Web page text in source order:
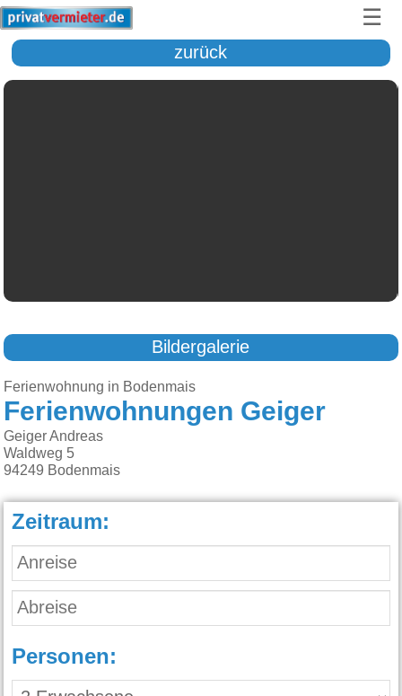
☰
zurück
Bildergalerie
Ferienwohnung in Bodenmais
Ferienwohnungen Geiger
Geiger Andreas
Waldweg 5
94249 Bodenmais
Zeitraum:
Personen: